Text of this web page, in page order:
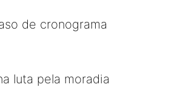
de cronograma
luta pela moradia